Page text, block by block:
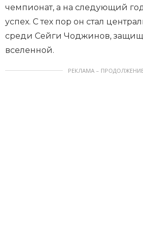
чемпионат, а на следующий
успех. С тех пор он стал
среди Сейги Чоджинов,
вселенной.
РЕКЛАМА –